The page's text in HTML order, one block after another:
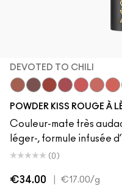
DEVOTED TO CHILI
Sweet Cinnamon
Stay Curious
SheerNice
POWDER KISS ROUGE À
Couleur-mate très
léger-, formule infusée
(0)
€34.00 €17.00/g